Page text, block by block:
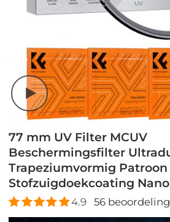
77 mm UV Filter MCUV
Beschermingsfilter
Trapeziumvormig Patroon
Stofzuigdoekcoating
4.9 56